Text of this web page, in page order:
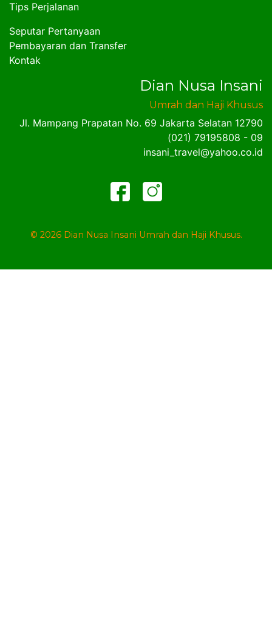
Tips Perjalanan
Seputar Pertanyaan
Pembayaran dan Transfer
Kontak
Dian Nusa Insani
Umrah dan Haji Khusus
Jl. Mampang Prapatan No. 69 Jakarta Selatan 12790
(021) 79195808 - 09
insani_travel@yahoo.co.id
© 2026 Dian Nusa Insani Umrah dan Haji Khusus.